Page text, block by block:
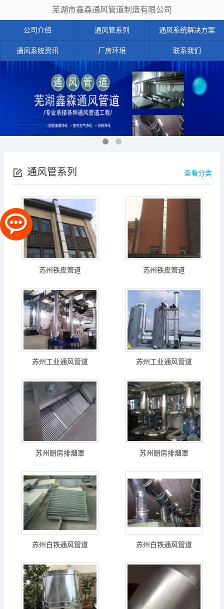
芜湖市鑫森通风管道制造有限公司
公司介绍 通风管系列 通风系统解决方案
通风系统资讯 厂房环境 联系我们
通风管系列 查看分类
苏州铁皮管道 苏州铁皮管道
苏州工业通风管道 苏州工业通风管道
苏州厨房排烟罩 苏州厨房排烟罩
苏州白铁通风管道 苏州白铁通风管道